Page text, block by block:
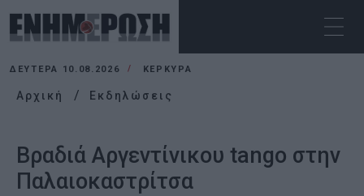
ΔΕΥΤΈΡΑ 10.08.2026 ΚΕΡΚΥΡΑ
Αρχική Εκδηλώσεις
Βραδιά Αργεντίνικου tango στην
Παλαιοκαστρίτσα